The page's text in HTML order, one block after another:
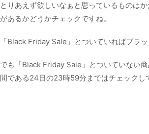
とりあえず欲しいなぁと思っているものは
があるかどうかチェックですね。
「Black Friday Sale」とついていればブラ
でも「Black Friday Sale」とついていない
間である24日の23時59分まではチェックし